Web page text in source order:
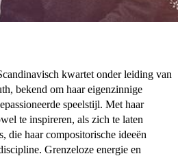
kwartet onder leiding van
bekend om haar eigenzinnige
speelstijl. Met haar
te inspireren, als zich te laten
die haar compositorische ideeën
Grenzeloze energie en